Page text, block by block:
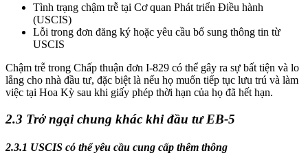
Tình trạng chậm trễ tại Cơ quan Phát triển Điều hành
(USCIS)
Lỗi trong đơn đăng ký hoặc yêu cầu bổ sung thông tin từ
USCIS
Chậm trễ trong Chấp thuận đơn I-829 có thể gây ra sự bất tiện và lo
lắng cho nhà đầu tư, đặc biệt là nếu họ muốn tiếp tục lưu trú và làm
việc tại Hoa Kỳ sau khi giấy phép thời hạn của họ đã hết hạn.
2.3 Trở ngại chung khác khi đầu tư EB-5
2.3.1 USCIS có thể yêu cầu cung cấp thêm thông